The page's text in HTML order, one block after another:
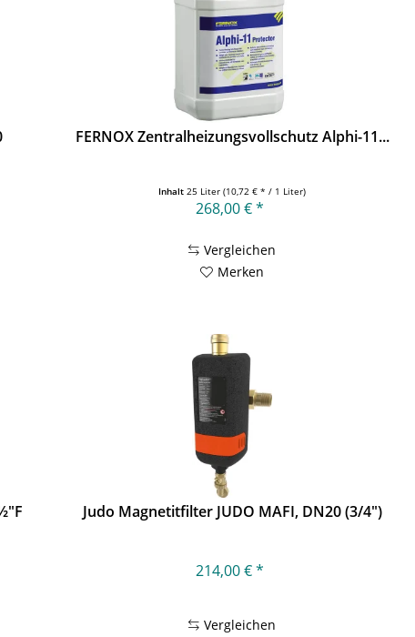
FERNOX Zentralheizungsvollschutz Alphi-11...
Inhalt25 Liter(10,72 € * / 1 Liter)
268,00 € *
Vergleichen
Merken
Judo Magnetitfilter JUDO MAFI, DN20 (3/4")
214,00 € *
Vergleichen